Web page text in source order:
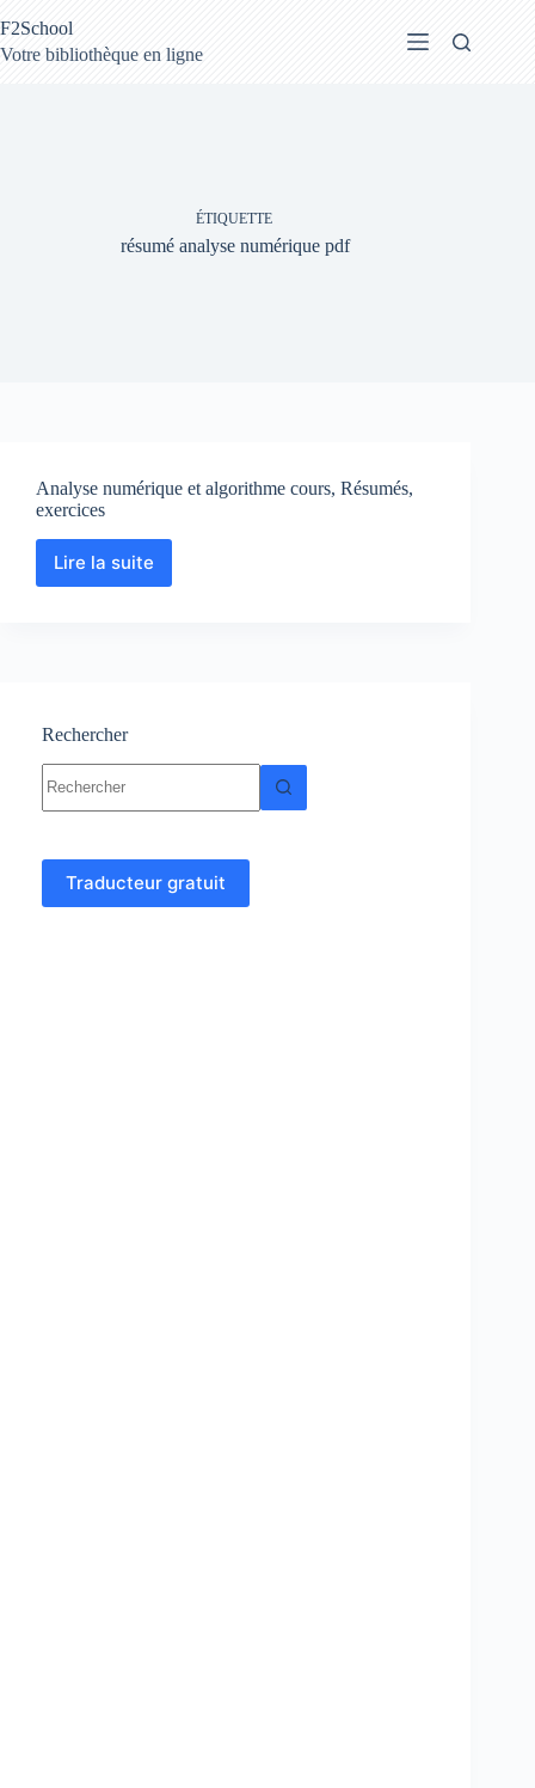
au
contenu
F2School
Votre bibliothèque en ligne
ÉTIQUETTE
résumé analyse numérique pdf
Analyse numérique et algorithme cours, Résumés,
exercices
Lire la suite
Analyse
Rechercher
résultat
Traducteur gratuit